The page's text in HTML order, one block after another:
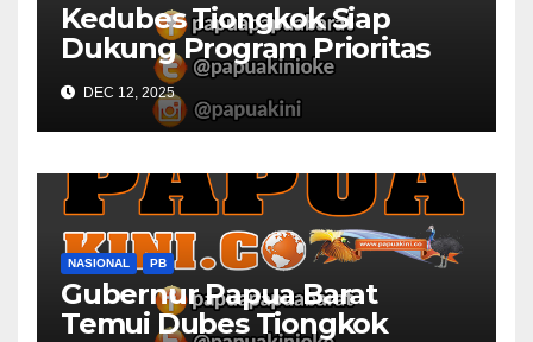
Kedubes Tiongkok Siap
Dukung Program Prioritas
Papua Barat
DEC 12, 2025
NASIONAL PB
Gubernur Papua Barat
Temui Dubes Tiongkok